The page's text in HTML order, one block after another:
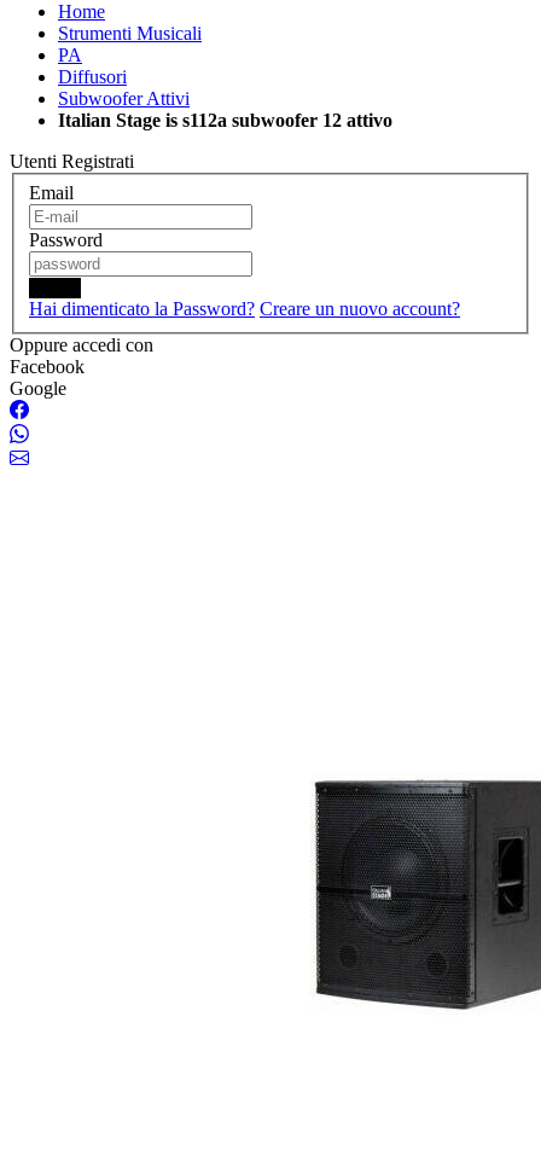
Home
Strumenti Musicali
PA
Diffusori
Subwoofer Attivi
Italian Stage is s112a subwoofer 12 attivo
Utenti Registrati
Email
Password
Hai dimenticato la Password? Creare un nuovo account?
Oppure accedi con
Facebook
Google